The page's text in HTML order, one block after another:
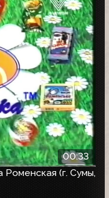
00:33
Роменская (г. Сумы,